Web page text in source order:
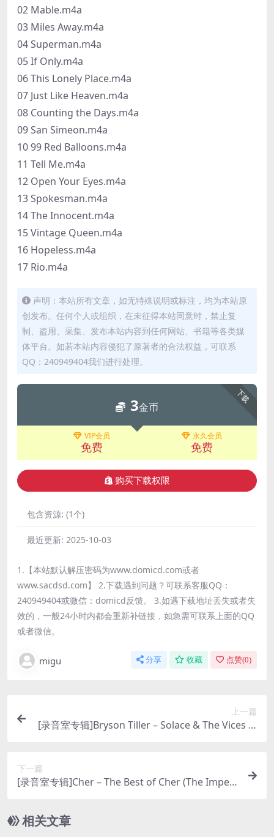
02 Mable.m4a
03 Miles Away.m4a
04 Superman.m4a
05 If Only.m4a
06 This Lonely Place.m4a
07 Just Like Heaven.m4a
08 Counting the Days.m4a
09 San Simeon.m4a
10 99 Red Balloons.m4a
11 Tell Me.m4a
12 Open Your Eyes.m4a
13 Spokesman.m4a
14 The Innocent.m4a
15 Vintage Queen.m4a
16 Hopeless.m4a
17 Rio.m4a
声明：本站所有文章，如无特殊说明或标注，均为本站原
创发布。任何个人或组织，在未征得本站同意时，禁止复
制、盗用、采集、发布本站内容到任何网站、书籍等各类媒
体平台。如若本站内容侵犯了原著者的合法权益，可联系
QQ：240949404我们进行处理。
下载
3金币
VIP会员
免费
永久会员
免费
购买下载权限
包含资源: (1个)
最近更新: 2025-10-03
1.【本站默认解压密码为www.domicd.com或者
www.sacdsd.com】 2.下载遇到问题？可联系客服QQ：
240949404或微信：domicd反馈。 3.如遇下载地址丢失或者失
效的，一般24小时内都会重新补链接，如急需可联系上面的QQ
或者微信。
migu 分享 收藏 点赞(0)
上一篇
[录音室专辑]Bryson Tiller – Solace & The Vices (2
下一篇
[录音室专辑]Cher – The Best of Cher (The Imperi
4A]
相关文章